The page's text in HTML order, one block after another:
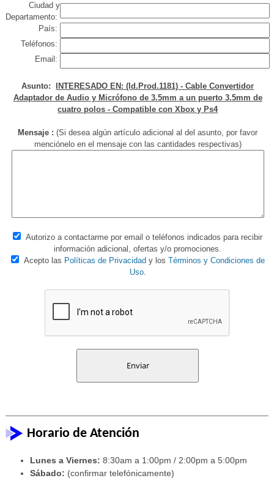
Ciudad y
Departamento:
País:
Teléfonos:
Email:
Asunto:
INTERESADO EN: (Id.Prod.1181) - Cable Convertidor
Adaptador de Audio y Micrófono de 3.5mm a un puerto 3.5mm de
cuatro polos - Compatible con Xbox y Ps4
Mensaje : (Si desea algún artículo adicional al del asunto, por favor
menciónelo en el mensaje con las cantidades respectivas)
Autorizo a contactarme por email o teléfonos indicados para recibir
información adicional, ofertas y/o promociones.
Acepto las Políticas de Privacidad y los Términos y Condiciones de
Uso.
Horario de Atención
Lunes a Viernes: 8:30am a 1:00pm / 2:00pm a 5:00pm
Sábado: (confirmar telefónicamente)